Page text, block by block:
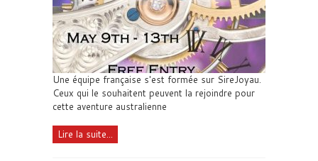
Une équipe française s'est formée sur SireJoyau.
Ceux qui le souhaitent peuvent la rejoindre pour
cette aventure australienne
Lire la suite...